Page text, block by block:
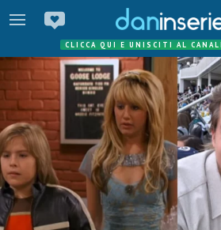
CLICCA QUI E UNISCITI AL